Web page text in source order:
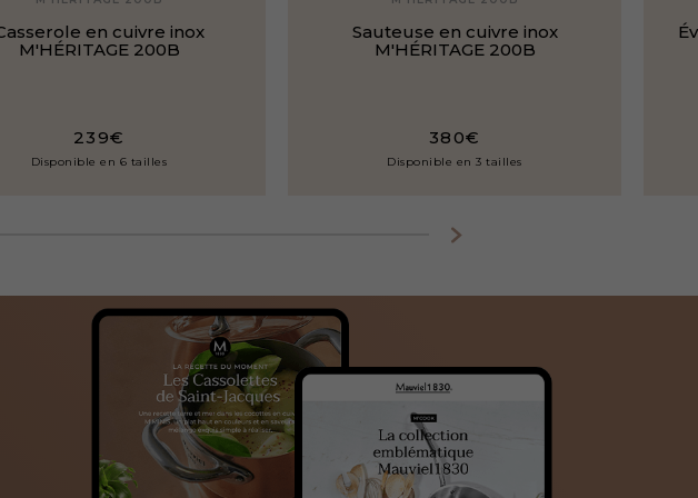
en cuivre inox
M'HÉRITAGE 200B
239€
Disponible en 6 tailles
Sauteuse en cuivre inox
M'HÉRITAGE 200B
380€
Disponible en 3 tailles